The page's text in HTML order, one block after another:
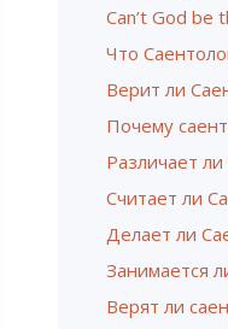
Can’t God be
Что
Верит ли
Почему
Различает
Считает ли
Делает ли
Занимается
Верят ли